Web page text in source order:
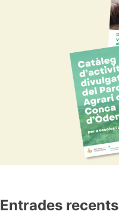
Entrades recents